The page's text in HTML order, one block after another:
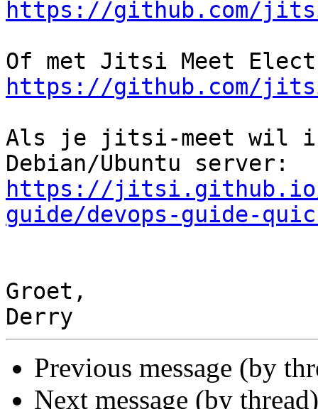
https://github.com/
https://github.com/
Als je jitsi-meet wil
https://jitsi.github.io/
guide/devops-guide-
Groet,
Previous message (by
Next message (by